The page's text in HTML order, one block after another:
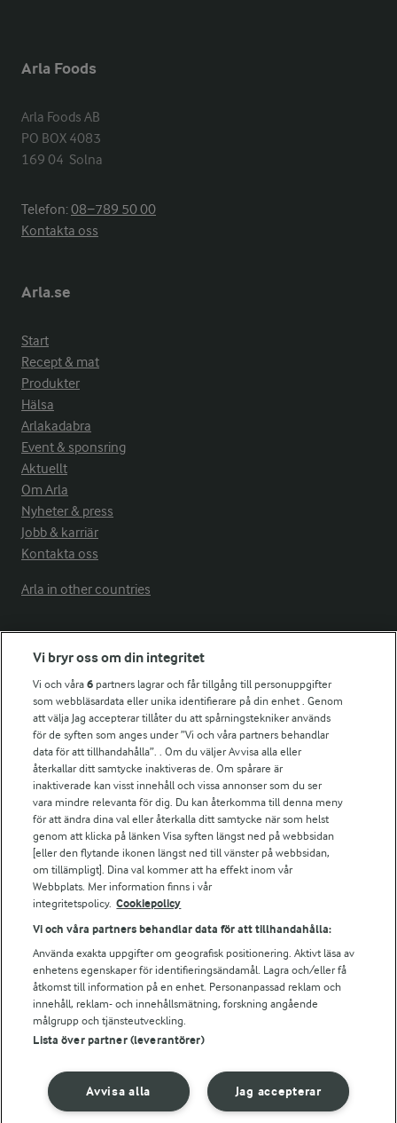
Arla Foods
Arla Foods AB
PO BOX 4083
169 04  Solna
Telefon:08−789 50 00
Kontakta oss
Arla.se
Start
Recept & mat
Produkter
Hälsa
Arlakadabra
Event & sponsring
Aktuellt
Om Arla
Nyheter & press
Jobb & karriär
Kontakta oss
Arla in other countries
Fler Arlasajter
För ägare
Arlas kundportal
Arla.com
Falbygdens Ost
Arla webbshop
Bildbank
Följ oss
© 2026 Arla Foods
Integritetspolicy
Vi bryr oss om din integritet
Vi och våra6 partners lagrar och får tillgång till personuppgifter
som webbläsardata eller unika identifierare på din enhet . Genom
att välja Jag accepterar tillåter du att spårningstekniker används
för de syften som anges under ”Vi och våra partners behandlar
data för att tillhandahålla”. . Om du väljer Avvisa alla eller
återkallar ditt samtycke inaktiveras de. Om spårare är
inaktiverade kan visst innehåll och vissa annonser som du ser
vara mindre relevanta för dig. Du kan återkomma till denna meny
för att ändra dina val eller återkalla ditt samtycke när som helst
genom att klicka på länken Visa syften längst ned på webbsidan
[eller den flytande ikonen längst ned till vänster på webbsidan,
om tillämpligt]. Dina val kommer att ha effekt inom vår
Webbplats. Mer information finns i vår
integritetspolicy. Cookiepolicy
Vi och våra partners behandlar data för att tillhandahålla:
Använda exakta uppgifter om geografisk positionering. Aktivt läsa av
enhetens egenskaper för identifieringsändamål. Lagra och/eller få
åtkomst till information på en enhet. Personanpassad reklam och
innehåll, reklam- och innehållsmätning, forskning angående
målgrupp och tjänsteutveckling.
Lista över partner (leverantörer)
Jag accepterar
Avvisa alla